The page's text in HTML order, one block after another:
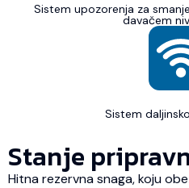
Sistem upozorenja za
davačem
Sistem
Stanje
Hitna rezervna snaga, koju